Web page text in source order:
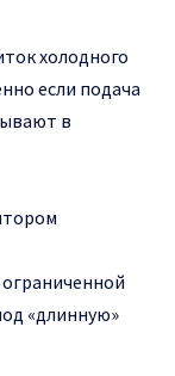
холодного
если подача
в
«длинную»